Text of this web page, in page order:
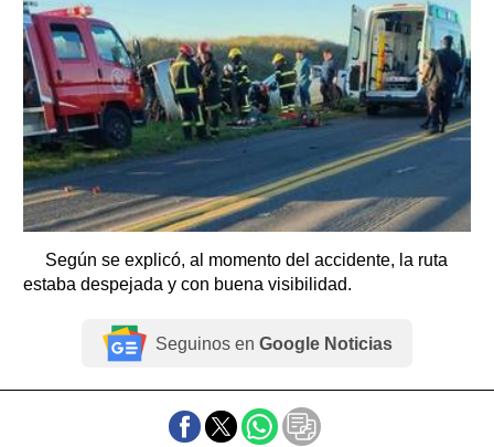
Según se explicó, al momento del accidente, la ruta
estaba despejada y con buena visibilidad.
Seguinos en Google Noticias